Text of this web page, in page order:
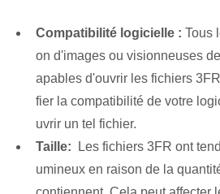
Compatibilité logicielle : Tous
on d'images ou visionneuses
apables d'ouvrir les fichiers
fier la compatibilité de votre
uvrir un tel fichier.
Taille:
Les fichiers 3FR ont
umineux en raison de la